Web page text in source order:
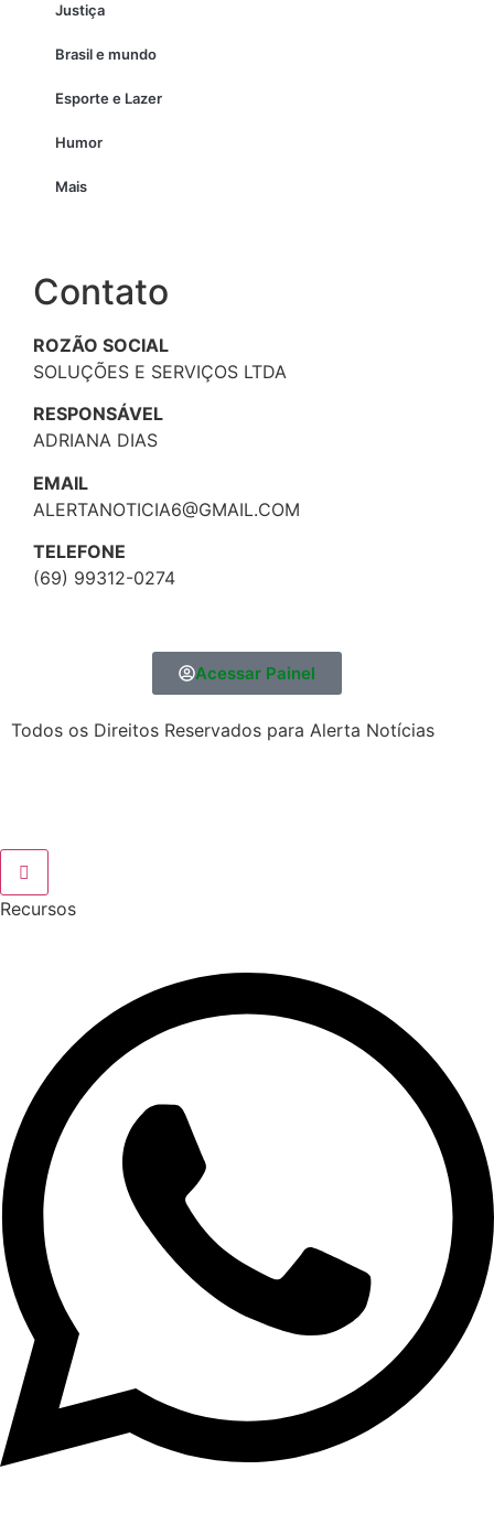
Justiça
Brasil e mundo
Esporte e Lazer
Humor
Mais
Contato
ROZÃO SOCIAL
SOLUÇÕES E SERVIÇOS LTDA
RESPONSÁVEL
ADRIANA DIAS
EMAIL
ALERTANOTICIA6@GMAIL.COM
TELEFONE
(69) 99312-0274
Acessar Painel
Todos os Direitos Reservados para Alerta Notícias
Recursos